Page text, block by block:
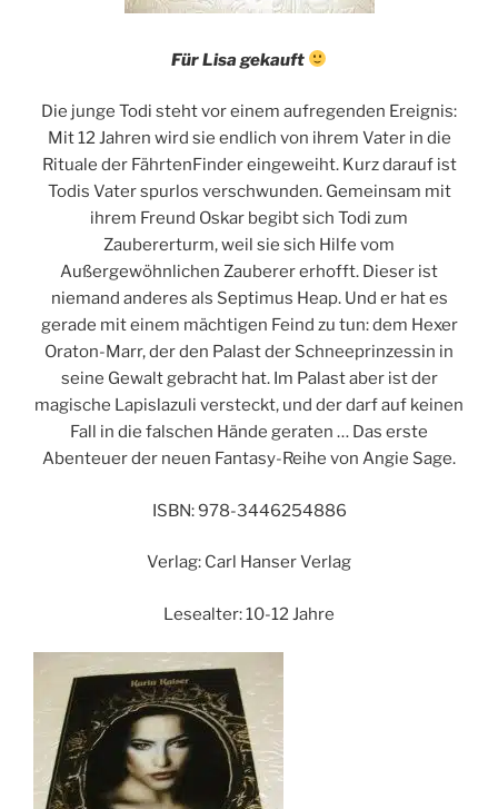
Für Lisa gekauft
Die junge Todi steht vor einem aufregenden Ereignis:
Mit 12 Jahren wird sie endlich von ihrem Vater in die
Rituale der FährtenFinder eingeweiht. Kurz darauf ist
Todis Vater spurlos verschwunden. Gemeinsam mit
ihrem Freund Oskar begibt sich Todi zum
Zaubererturm, weil sie sich Hilfe vom
Außergewöhnlichen Zauberer erhofft. Dieser ist
niemand anderes als Septimus Heap. Und er hat es
gerade mit einem mächtigen Feind zu tun: dem Hexer
Oraton-Marr, der den Palast der Schneeprinzessin in
seine Gewalt gebracht hat. Im Palast aber ist der
magische Lapislazuli versteckt, und der darf auf keinen
Fall in die falschen Hände geraten … Das erste
Abenteuer der neuen Fantasy-Reihe von Angie Sage.
ISBN: 978-3446254886
Verlag: Carl Hanser Verlag
Lesealter: 10-12 Jahre